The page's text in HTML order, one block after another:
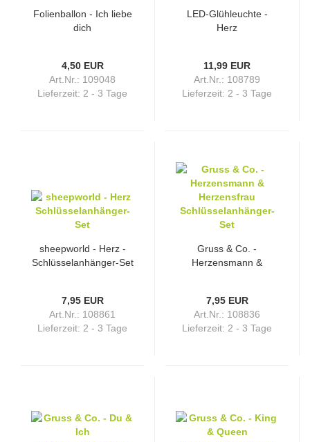
Folienballon - Ich liebe
dich
4,50 EUR
Art.Nr.: 109048
Lieferzeit: 2 - 3 Tage
LED-Glühleuchte -
Herz
11,99 EUR
Art.Nr.: 108789
Lieferzeit: 2 - 3 Tage
sheepworld - Herz -
Schlüsselanhänger-Set
7,95 EUR
Art.Nr.: 108861
Lieferzeit: 2 - 3 Tage
Gruss & Co. -
Herzensmann &
7,95 EUR
Art.Nr.: 108836
Lieferzeit: 2 - 3 Tage